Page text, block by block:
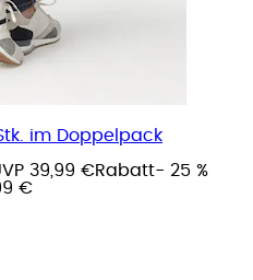
im Doppelpack
39,99 €Rabatt- 25 %
€